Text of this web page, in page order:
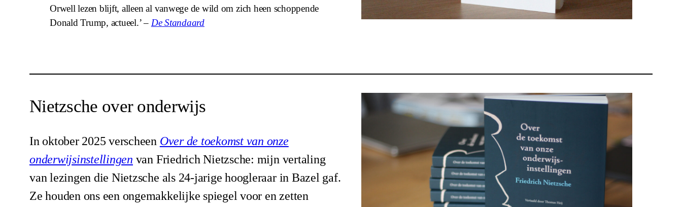
Orwell lezen blijft, alleen al vanwege de wild om zich heen schoppende
Donald Trump, actueel.’ – De Standaard
Nietzsche over onderwijs
In oktober 2025 verscheen Over de toekomst van onze
onderwijsinstellingen van Friedrich Nietzsche: mijn vertaling
van lezingen die Nietzsche als 24-jarige hoogleraar in Bazel gaf.
Ze houden ons een ongemakkelijke spiegel voor en zetten